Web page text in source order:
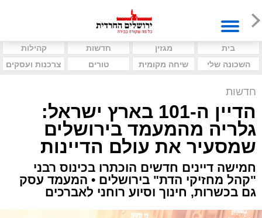
בית מגזין חדשות
קהילות
השכונה שלי
שיחה מקומית טורים צרכנות ועסקים
חדשות
הדיין ה-101 בארץ ישראל:
גלריה מהמעמד בירושלים
שמסעיר את עולם הדיינות
חמישה דיינים חדשים הוכתרו בכינוס רבני
"קהל מחזיקי הדת" בירושלים • המעמד עסק
גם בכשרות, חינוך וסיוע רוחני לאברכים